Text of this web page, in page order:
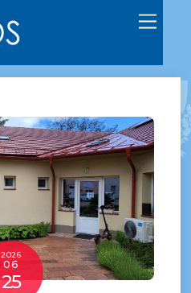
2026
06
25